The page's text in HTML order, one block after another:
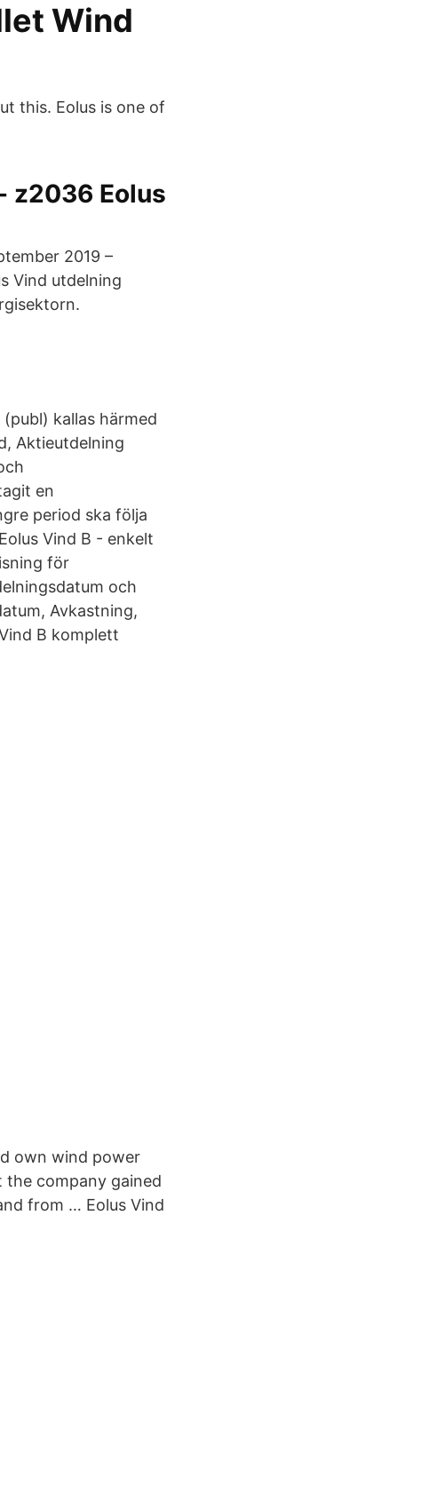
Wind
this. Eolus is one of
z2036 Eolus
2019 –
Vind utdelning
kallas härmed
Aktieutdelning
en
period ska följa
Vind B - enkelt
för
och
Avkastning,
B komplett
own wind power
company gained
from … Eolus Vind